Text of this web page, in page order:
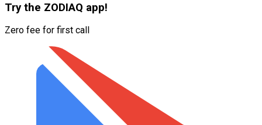
Try the ZODIAQ app!
Zero fee for first call